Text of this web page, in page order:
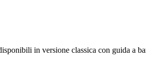
in versione classica con guida a